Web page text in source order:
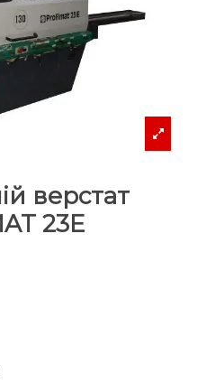
верстат
23E